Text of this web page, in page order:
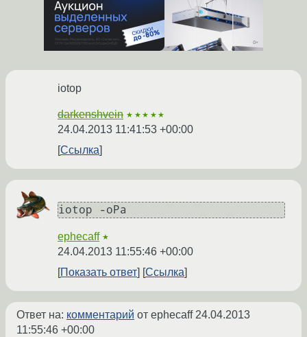
iotop
darkenshvein ★★★★★
24.04.2013 11:41:53 +00:00
Ссылка
iotop -oPa
ephecaff ★
24.04.2013 11:55:46 +00:00
Показать ответ
Ссылка
Ответ на: комментарий от ephecaff 24.04.2013
11:55:46 +00:00